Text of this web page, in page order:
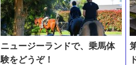
ニュージーランドで、乗馬体
験をどうぞ！